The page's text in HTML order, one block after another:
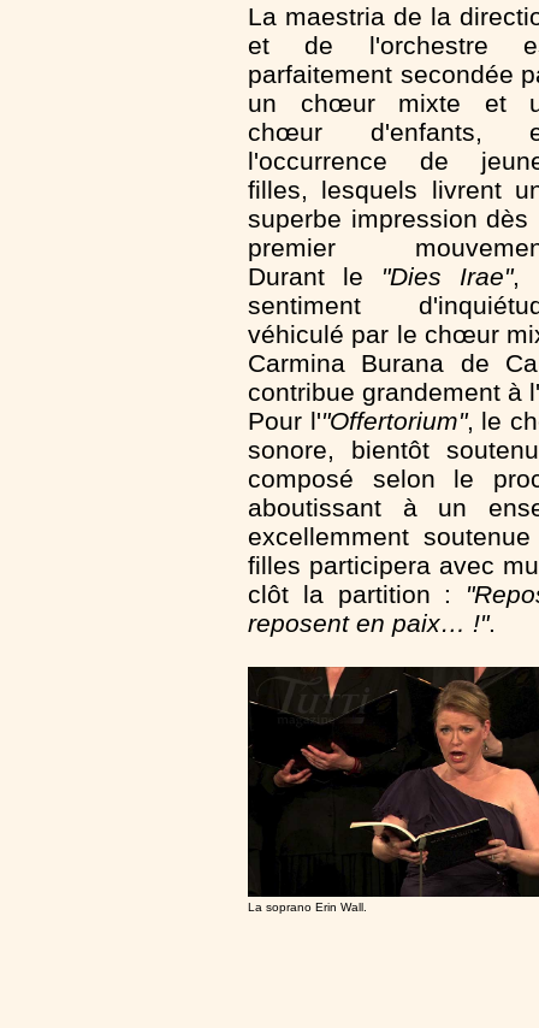
La maestria de la
et de l'orchestre
parfaitement secondée
un chœur mixte et
chœur d'enfants,
l'occurrence de
filles, lesquels livrent
superbe impression dès
premier
Durant le "Dies Irae",
sentiment
véhiculé par le chœur
Carmina Burana de
contribue grandement à
Pour l'"Offertorium", le
sonore, bientôt
composé selon le
aboutissant à un
excellemment
filles participera avec
clôt la partition :
reposent en paix… !".
La soprano Erin Wall.